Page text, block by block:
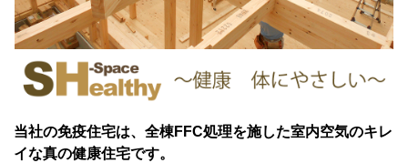
当社の免疫住宅は、全棟FFC処理を施した室内空気のキレ
イな真の健康住宅です。